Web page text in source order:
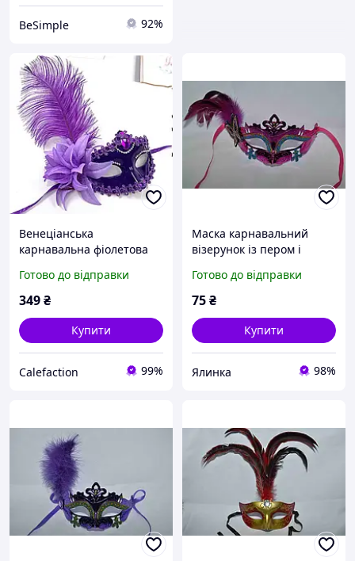
BeSimple 92%
Венеціанська
карнавальна фіолетова
Готово до відправки
349₴
Купити
Calefaction 99%
Маска карнавальний
візерунок із пером і
Готово до відправки
75₴
Купити
Ялинка 98%